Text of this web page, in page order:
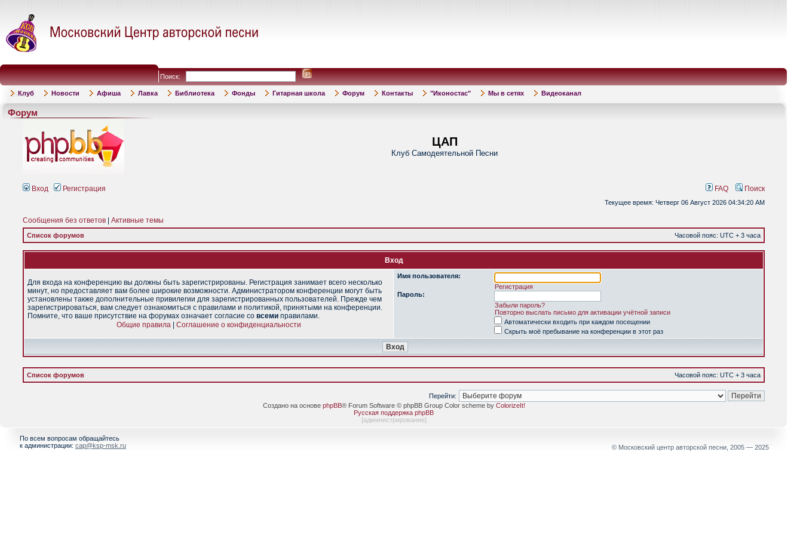
Поиск:
Клуб Новости Афиша Лавка Библиотека Фонды Гитарная школа Форум Контакты "Иконостас" Мы в сетях Видеоканал
Форум
ЦАП
Клуб Самодеятельной Песни
Вход Регистрация FAQ Поиск
Текущее время: Четверг 06 Август 2026 04:34:20 AM
Сообщения без ответов Активные темы
Список форумов Часовой пояс: UTC + 3 часа
Вход
Для входа на конференцию вы должны быть зарегистрированы. Регистрация занимает всего несколько
минут, но предоставляет вам более широкие возможности. Администратором конференции могут быть
установлены также дополнительные привилегии для зарегистрированных пользователей. Прежде чем
зарегистрироваться, вам следует ознакомиться с правилами и политикой, принятыми на конференции.
Помните, что ваше присутствие на форумах означает согласие со всеми правилами.
Общие правила
Соглашение о конфиденциальности
Имя пользователя:
Регистрация
Пароль:
Забыли пароль?
Повторно выслать письмо для активации учётной записи
Автоматически входить при каждом посещении
Скрыть моё пребывание на конференции в этот раз
Список форумов Часовой пояс: UTC + 3 часа
Перейти:
Создано на основе phpBB® Forum Software © phpBB Group Color scheme by ColorizeIt!
Русская поддержка phpBB
[администрирование]
По всем вопросам обращайтесь
к администрации: cap@ksp-msk.ru © Московский центр авторской песни, 2005 — 2025